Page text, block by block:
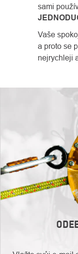
sami
Vaše
a proto se
nejrychleji